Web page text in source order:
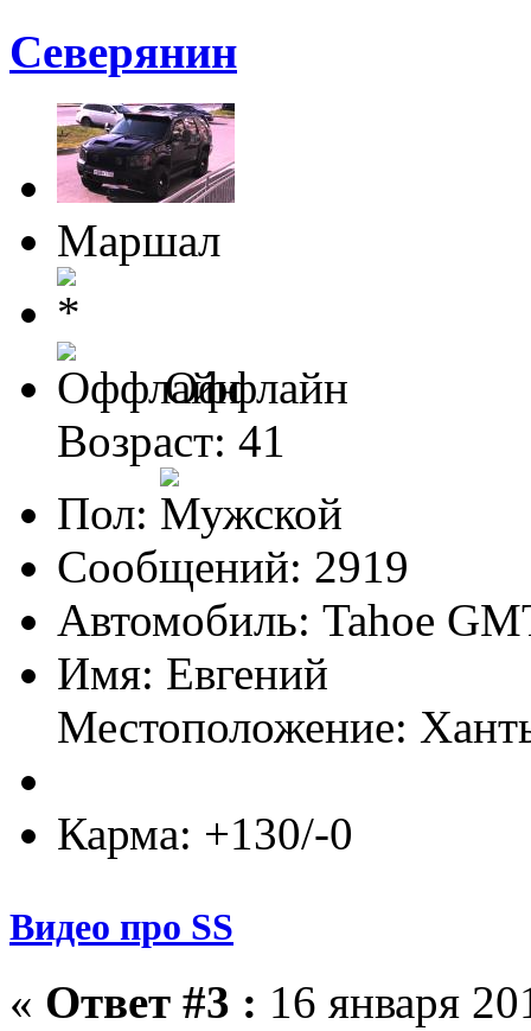
Северянин
Маршал
Оффлайн
Возраст: 41
Пол:
Сообщений: 2919
Автомобиль: Tahoe
Имя: Евгений
Местоположение:
Карма: +130/-0
Видео про SS
« Ответ #3 : 16 января